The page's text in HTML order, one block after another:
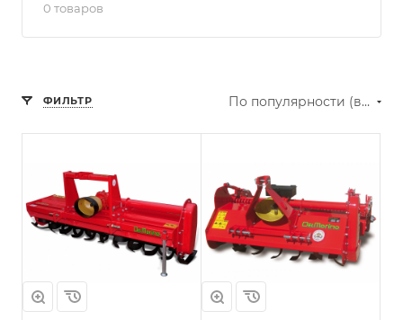
0 товаров
ФИЛЬТР По популярности (возрастание)